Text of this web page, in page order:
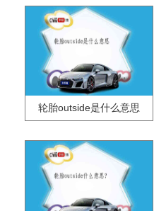
轮胎outside是什么意思